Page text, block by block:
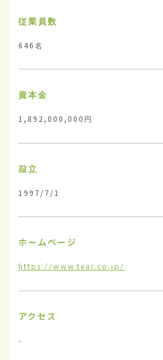
従業員数
646名
資本金
1,892,000,000円
設立
1997/7/1
ホームページ
https://www.tear.co.jp/
アクセス
-